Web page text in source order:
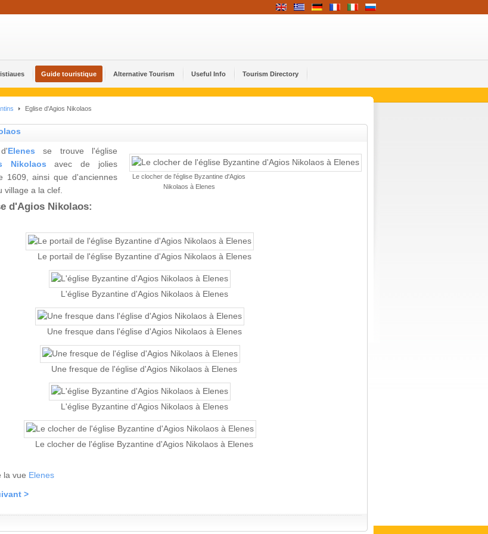
Guide touristique Alternative Tourism Useful Info Tourism Directory
Eglise d'Agios Nikolaos
Le clocher de l'église Byzantine d'Agios
Nikolaos à Elenes
Elenes se trouve l'église
Nikolaos avec de jolies
1609, ainsi que d'anciennes
village a la clef.
d'Agios Nikolaos:
Le portail de l'église Byzantine d'Agios Nikolaos à Elenes
L'église Byzantine d'Agios Nikolaos à Elenes
Une fresque dans l'église d'Agios Nikolaos à Elenes
Une fresque de l'église d'Agios Nikolaos à Elenes
L'église Byzantine d'Agios Nikolaos à Elenes
Le clocher de l'église Byzantine d'Agios Nikolaos à Elenes
la vue Elenes
>